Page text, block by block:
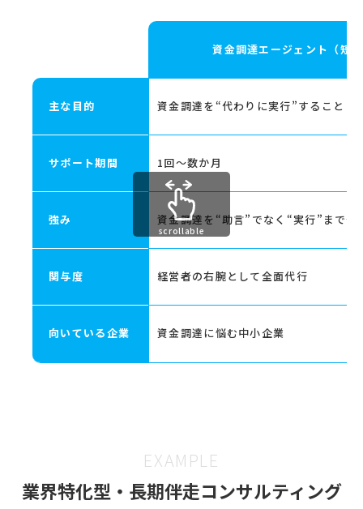
資金調達エージェント（短
主な目的 資金調達を“代わりに実行”すること
サポート期間 1回〜数か月
強み 資金調達を“助言”でなく“実行”まで代
関与度 経営者の右腕として全面代行
向いている企業 資金調達に悩む中小企業
scrollable
EXAMPLE
業界特化型・長期伴走コンサルティング